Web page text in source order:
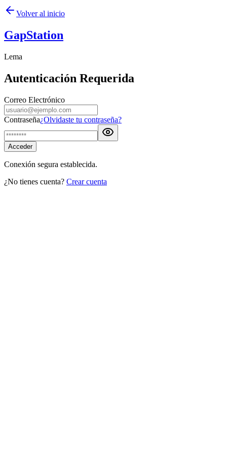
Volver al inicio
GapStation
Lema
Autenticación Requerida
Correo Electrónico
Contraseña¿Olvidaste tu contraseña?
Acceder
Conexión segura establecida.
¿No tienes cuenta? Crear cuenta